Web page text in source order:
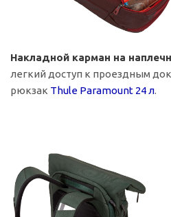
Накладной карман на
легкий доступ к проездным
рюкзак Thule Paramount 24 л.